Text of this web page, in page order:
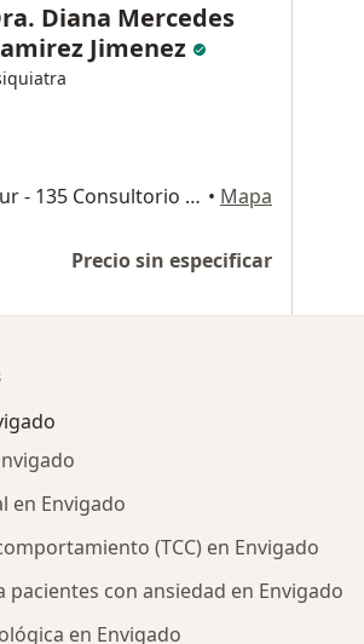
Diana Mercedes
Jimenez
Carrera 43A N 18 sur - 135 Consultorio 814 Sao Paulo Plaza, Medellín • Mapa
Precio sin especificar
en Envigado
(TCC) en Envigado
pacientes con ansiedad en Envigado
en Envigado